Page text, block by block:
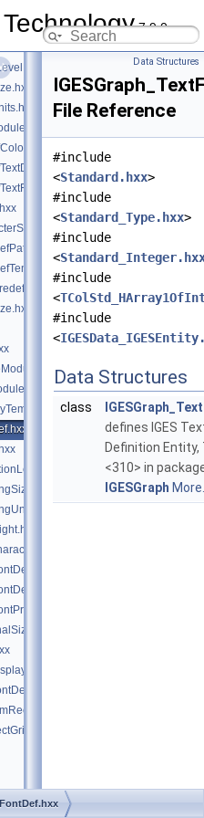
7.9.0
Data Structures
File Reference
#include
<Standard.hxx>
#include
<Standard_Type.hxx>
#include
<
#include
<
#include
<
Data Structures
class
defines IGES
Definition Entity,
<310> in
IGESGraph